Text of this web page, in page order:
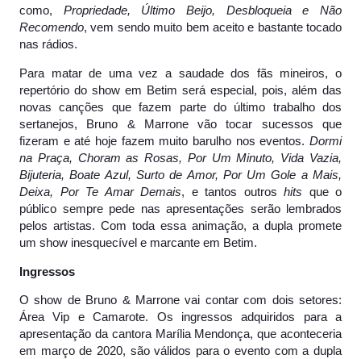
como, Propriedade, Último Beijo, Desbloqueia e Não
Recomendo, vem sendo muito bem aceito e bastante tocado
nas rádios.
Para matar de uma vez a saudade dos fãs mineiros, o
repertório do show em Betim será especial, pois, além das
novas canções que fazem parte do último trabalho dos
sertanejos, Bruno & Marrone vão tocar sucessos que
fizeram e até hoje fazem muito barulho nos eventos. Dormi
na Praça, Choram as Rosas, Por Um Minuto, Vida Vazia,
Bijuteria, Boate Azul, Surto de Amor, Por Um Gole a Mais,
Deixa, Por Te Amar Demais, e tantos outros hits que o
público sempre pede nas apresentações serão lembrados
pelos artistas. Com toda essa animação, a dupla promete
um show inesquecível e marcante em Betim.
Ingressos
O show de Bruno & Marrone vai contar com dois setores:
Área Vip e Camarote. Os ingressos adquiridos para a
apresentação da cantora Marília Mendonça, que aconteceria
em março de 2020, são válidos para o evento com a dupla